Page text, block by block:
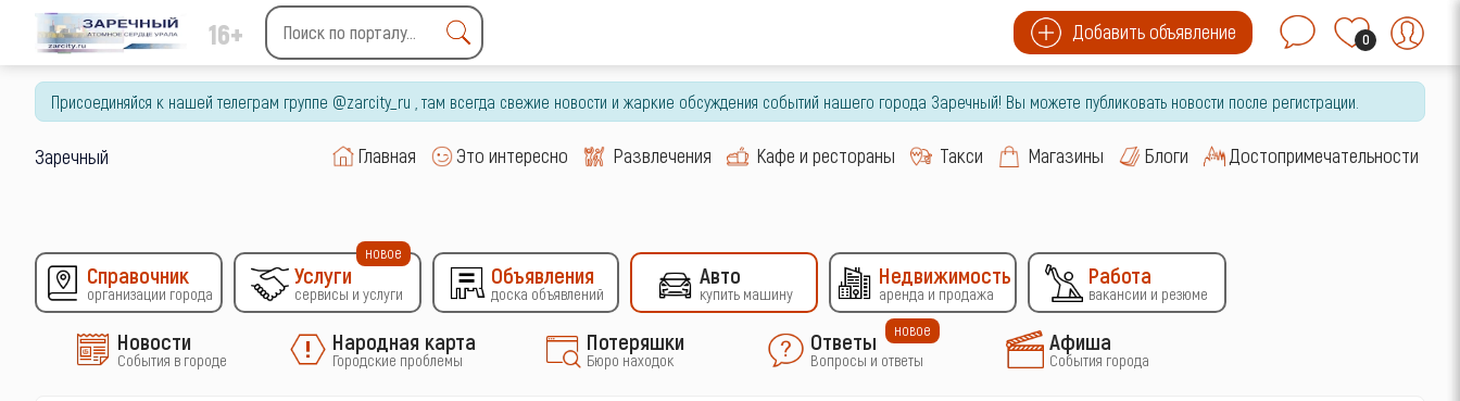
16+
Type 2 or more characters
for results.
Добавить объявление 0
Присоединяйся к нашей телеграм группе @zarcity_ru , там всегда свежие новости и жаркие обсуждения событий нашего города Заречный! Вы можете публиковать новости после регистрации.
Заречный Главная Это интересно Развлечения Кафе и рестораны Такси Магазины Блоги Достопримечательности
Справочник
организации города
Услуги
сервисы и услуги
новое
Объявления
доска объявлений
Авто
купить машину
Недвижимость
аренда и продажа
Работа
вакансии и резюме
Новости
События в городе
Народная карта
Городские проблемы
Потеряшки
Бюро находок
Ответы
Вопросы и ответы
новое Афиша
События города